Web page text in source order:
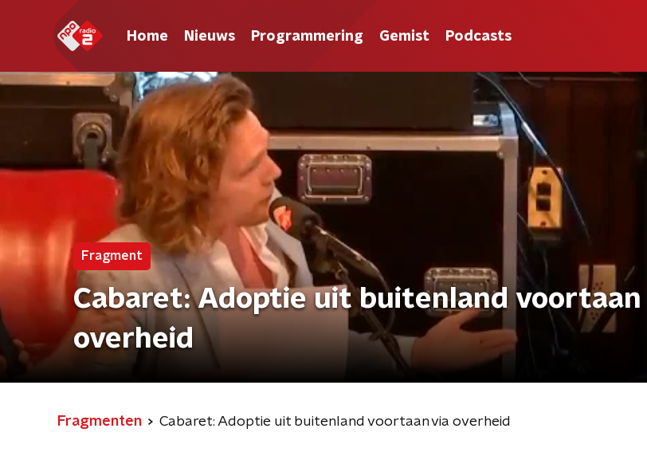
Home Nieuws Programmering Gemist Podcasts
Fragment
Cabaret: Adoptie uit buitenland voortaan
overheid
Fragmenten Cabaret: Adoptie uit buitenland voortaan via overheid